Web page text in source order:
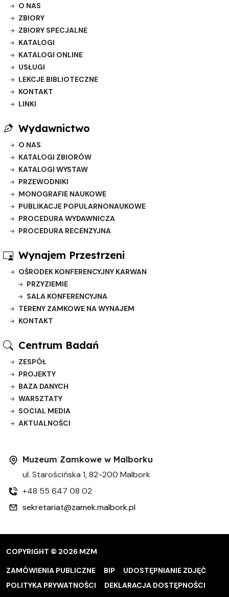
O NAS
ZBIORY
ZBIORY SPECJALNE
KATALOGI
KATALOGI ONLINE
USŁUGI
LEKCJE BIBLIOTECZNE
KONTAKT
LINKI
Wydawnictwo
O NAS
KATALOGI ZBIORÓW
KATALOGI WYSTAW
PRZEWODNIKI
MONOGRAFIE NAUKOWE
PUBLIKACJE POPULARNONAUKOWE
PROCEDURA WYDAWNICZA
PROCEDURA RECENZYJNA
Wynajem Przestrzeni
OŚRODEK KONFERENCYJNY KARWAN
PRZYZIEMIE
SALA KONFERENCYJNA
TERENY ZAMKOWE NA WYNAJEM
KONTAKT
Centrum Badań
ZESPÓŁ
PROJEKTY
BAZA DANYCH
WARSZTATY
SOCIAL MEDIA
AKTUALNOŚCI
Muzeum Zamkowe w Malborku
ul. Starościńska 1, 82-200 Malbork
+48 55 647 08 02
sekretariat@zamek.malbork.pl
COPYRIGHT © 2026 MZM
ZAMÓWIENIA PUBLICZNE BIP
UDOSTĘPNIANIE ZDJĘĆ
POLITYKA PRYWATNOŚCI
DEKLARACJA DOSTĘPNOŚCI